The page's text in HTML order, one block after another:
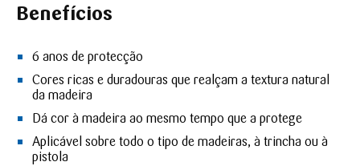
Benefícios
6 anos de protecção
Cores ricas e duradouras que realçam a textura natural
da madeira
Dá cor à madeira ao mesmo tempo que a protege
Aplicável sobre todo o tipo de madeiras, à trincha ou à
pistola